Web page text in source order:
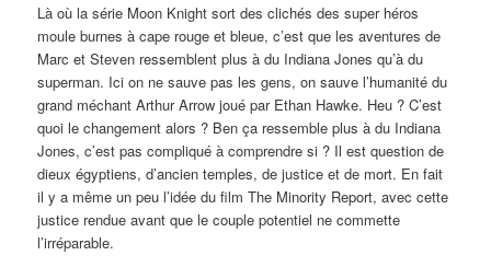
Là où la série Moon Knight sort des clichés des super héros
moule burnes à cape rouge et bleue, c’est que les aventures de
Marc et Steven ressemblent plus à du Indiana Jones qu’à du
superman. Ici on ne sauve pas les gens, on sauve l’humanité du
grand méchant Arthur Arrow joué par Ethan Hawke. Heu ? C’est
quoi le changement alors ? Ben ça ressemble plus à du Indiana
Jones, c’est pas compliqué à comprendre si ? Il est question de
dieux égyptiens, d’ancien temples, de justice et de mort. En fait
il y a même un peu l’idée du film The Minority Report, avec cette
justice rendue avant que le couple potentiel ne commette
l’irréparable.